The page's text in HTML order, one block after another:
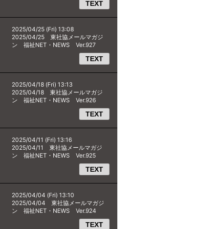
TEXT
2025/04/25 (Fri) 13:08
2025/04/25 東社協メールマガジ
ン 福祉NET・NEWS Ver.927
TEXT
2025/04/18 (Fri) 13:13
2025/04/18 東社協メールマガジ
ン 福祉NET・NEWS Ver.926
TEXT
2025/04/11 (Fri) 13:16
2025/04/11 東社協メールマガジ
ン 福祉NET・NEWS Ver.925
TEXT
2025/04/04 (Fri) 13:10
2025/04/04 東社協メールマガジ
ン 福祉NET・NEWS Ver.924
TEXT